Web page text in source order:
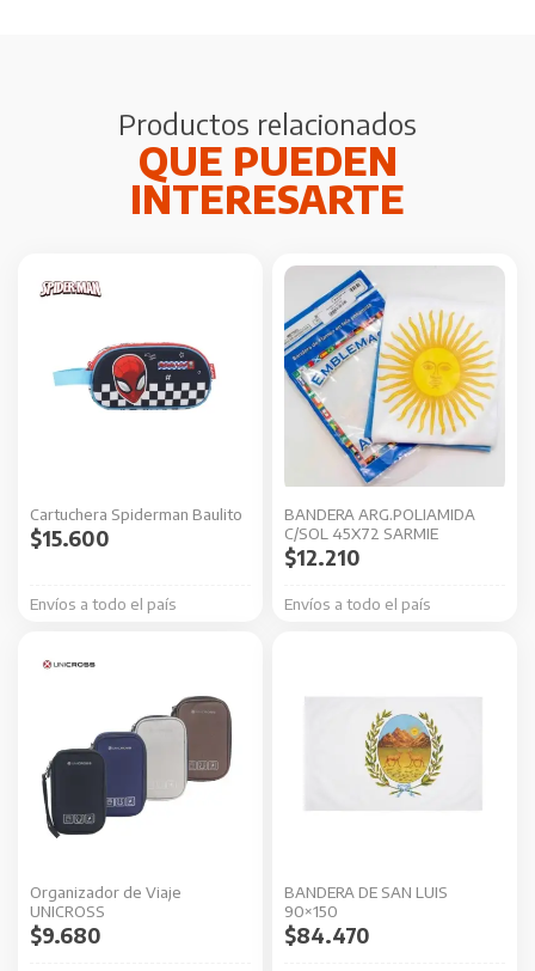
Productos relacionados
Cartuchera Spiderman Baulito
Envíos a todo el país
$15.600
BANDERA ARG.POLIAMIDA
C/SOL 45X72 SARMIE
Envíos a todo el país
$12.210
Organizador de Viaje
UNICROSS
$9.680
Este
múltiples
variantes.
Las
opciones
pueden
elegir
BANDERA DE SAN LUIS
90×150
$84.470